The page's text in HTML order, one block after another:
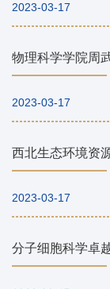
2023-03-17
2023-03-17
2023-03-17